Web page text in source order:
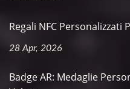
Regali NFC
28 Apr, 2026
Badge AR: Medaglie